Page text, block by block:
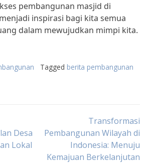
pembangunan masjid di
inspirasi bagi kita semua
dalam mewujudkan mimpi kita.
Tagged berita pembangunan
Desa
Lokal
Transformasi
Pembangunan Wilayah di
Indonesia: Menuju
Kemajuan Berkelanjutan